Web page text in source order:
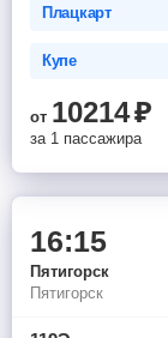
Плацкарт
Купе
от 10214₽
за 1 пассажира
16:15
Пятигорск
Пятигорск